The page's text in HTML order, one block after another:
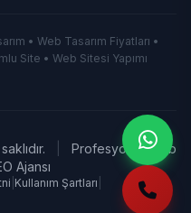
• Web Tasarım Fiyatları •
Site • Web Sitesi Yapımı
Profesyonel Web
Ajansı
Kullanım Şartları